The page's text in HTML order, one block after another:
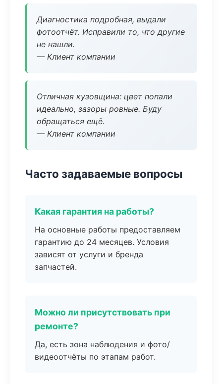
Диагностика подробная, выдали
фотоотчёт. Исправили то, что другие
не нашли.
— Клиент компании
Отличная кузовщина: цвет попали
идеально, зазоры ровные. Буду
обращаться ещё.
— Клиент компании
Часто задаваемые вопросы
Какая гарантия на работы?
На основные работы предоставляем
гарантию до 24 месяцев. Условия
зависят от услуги и бренда
запчастей.
Можно ли присутствовать при
ремонте?
Да, есть зона наблюдения и фото/
видеоотчёты по этапам работ.